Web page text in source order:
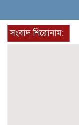
সংবাদ শিরোনাম: